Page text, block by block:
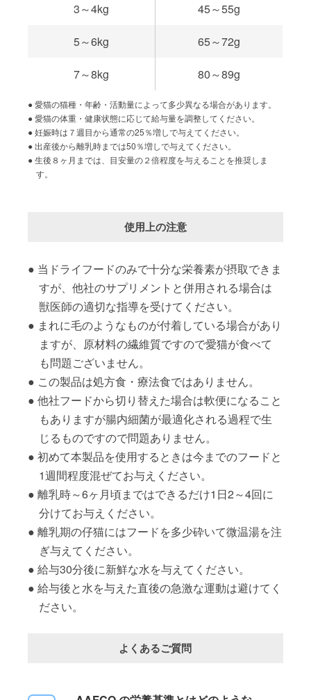
3～4kg 45～55g
5～6kg 65～72g
7～8kg 80～89g
愛猫の猫種・年齢・活動量によって多少異なる場合があります。
愛猫の体重・健康状態に応じて給与量を調整してください。
妊娠時は７週目から通常の25％増しで与えてください。
出産後から離乳時までは50％増しで与えてください。
生後８ヶ月までは、目安量の２倍程度を与えることを推奨しま
す。
使用上の注意
当ドライフードのみで十分な栄養素が摂取できま
すが、他社のサプリメントと併用される場合は
獣医師の適切な指導を受けてください。
まれに毛のようなものが付着している場合があり
ますが、原材料の繊維質ですので愛猫が食べて
も問題ございません。
この製品は処方食・療法食ではありません。
他社フードから切り替えた場合は軟便になること
もありますが腸内細菌が最適化される過程で生
じるものですので問題ありません。
初めて本製品を使用するときは今までのフードと
1週間程度混ぜてお与えください。
離乳時～6ヶ月頃まではできるだけ1日2～4回に
分けてお与えください。
離乳期の仔猫にはフードを多少砕いて微温湯を注
ぎ与えてください。
給与30分後に新鮮な水を与えてください。
給与後と水を与えた直後の急激な運動は避けてく
ださい。
よくあるご質問